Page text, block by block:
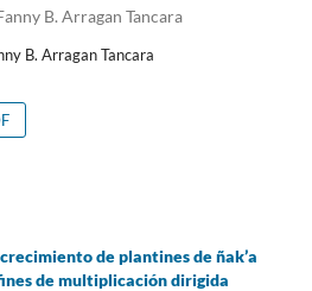
B. Arragan Tancara
B. Arragan Tancara
de plantines de ñak’a
de multiplicación dirigida